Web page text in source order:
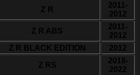
Z R
2011-
2012
Z R ABS
2011-
2012
Z R BLACK EDITION 2012
Z RS
2018-
2022